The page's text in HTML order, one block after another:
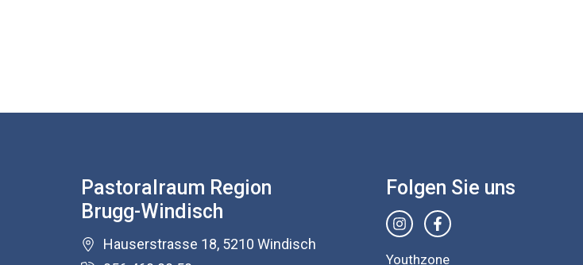
Pastoralraum Region
Brugg-Windisch
Hauserstrasse 18, 5210 Windisch
Folgen Sie uns
Youthzone